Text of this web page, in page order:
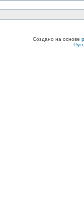
Создано на основе